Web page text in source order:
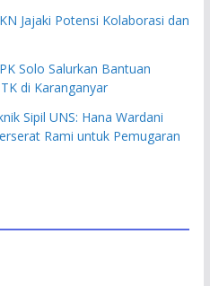
Jajaki Potensi Kolaborasi dan
Solo Salurkan Bantuan
di Karanganyar
Sipil UNS: Hana Wardani
Rami untuk Pemugaran